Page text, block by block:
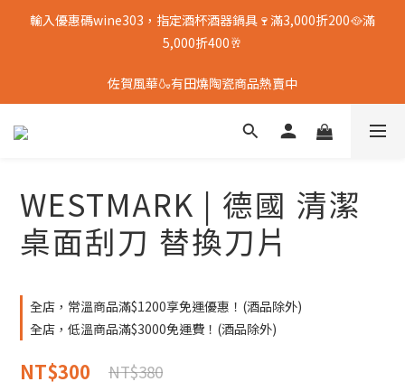
輸入優惠碼wine303，指定酒杯酒器鍋具🍷滿3,000折200🥘滿
5,000折400🥂
佐賀風華🍶有田燒陶瓷商品熱賣中
WESTMARK | 德國 清潔
桌面刮刀 替換刀片
全店，常溫商品滿$1200享免運優惠！(酒品除外)
全店，低溫商品滿$3000免運費！(酒品除外)
NT$380
NT$300